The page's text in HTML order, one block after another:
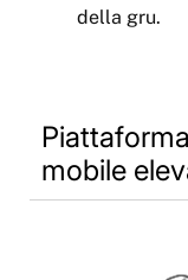
della gru.
mobile